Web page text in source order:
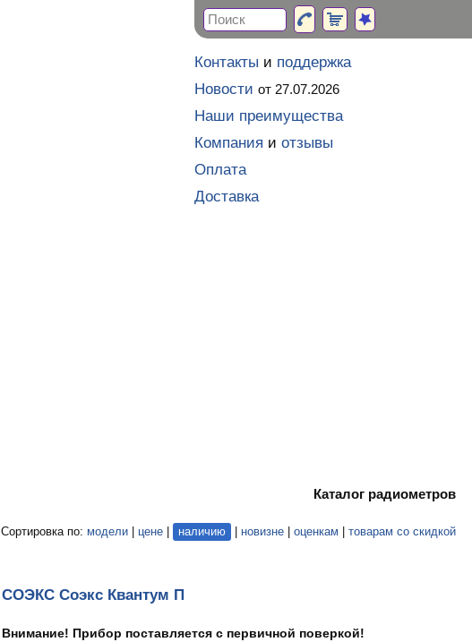
Каталог радиометров
Сортировка по: модели цене наличию новизне оценкам товарам со скидкой
СОЭКС Соэкс Квантум П
Внимание! Прибор поставляется с первичной поверкой!
Контакты и поддержка
Новости от 27.07.2026
Наши преимущества
Компания и отзывы
Оплата
Доставка